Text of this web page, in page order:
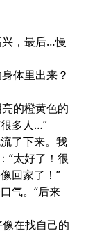
，最后…慢
体里出来？
的橙黄色的
多人…”
了下来。我
“太好了！很
回家了！”
气。“后来
在找自己的